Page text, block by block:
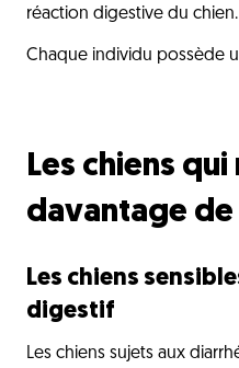
réaction digestive du chien.
Chaque individu possède
Les chiens
davantage
Les chiens
digestif
Les chiens sujets aux